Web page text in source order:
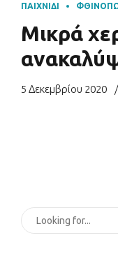
ΠΑΙΧΝΊΔΙ
Μικρά
5 Δεκεμβρίου 2020